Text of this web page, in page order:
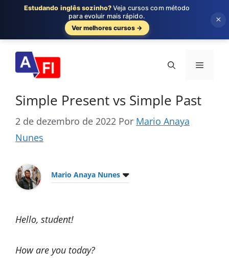
para
conteúdo
Menu
Simple Present vs Simple Past
2 de dezembro de 2022 Por Mario Anaya
Nunes
Mario Anaya Nunes
Hello, student!
How are you today?
Estudando inglês sozinho? Veja cursos com método
para evoluir mais rápido.
Ver melhores cursos →
×